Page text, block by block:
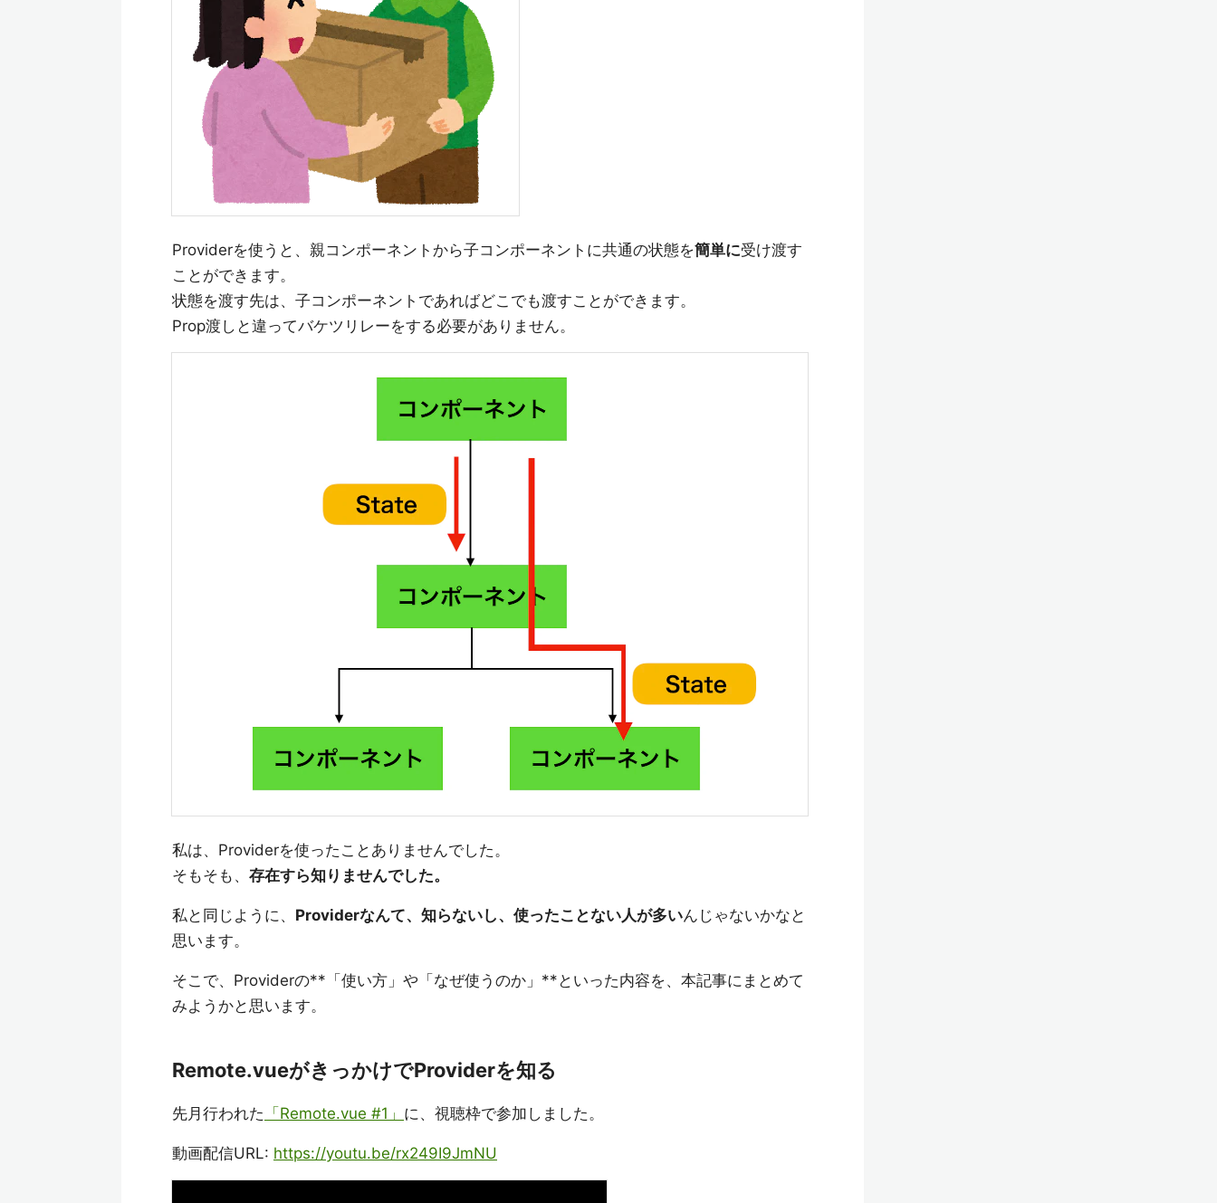
Providerを使うと、親コンポーネントから子コンポーネントに共通の状態を簡単に受け渡す
ことができます。
状態を渡す先は、子コンポーネントであればどこでも渡すことができます。
Prop渡しと違ってバケツリレーをする必要がありません。
私は、Providerを使ったことありませんでした。
そもそも、 存在すら知りませんでした。
私と同じように、 Providerなんて、知らないし、使ったことない人が多いんじゃないかなと
思います。
そこで、Providerの**「使い方」や「なぜ使うのか」**といった内容を、本記事にまとめて
みようかと思います。
Remote.vueがきっかけでProviderを知る
先月行われた 「Remote.vue #1」 に、視聴枠で参加しました。
動画配信URL: https://youtu.be/rx249I9JmNU